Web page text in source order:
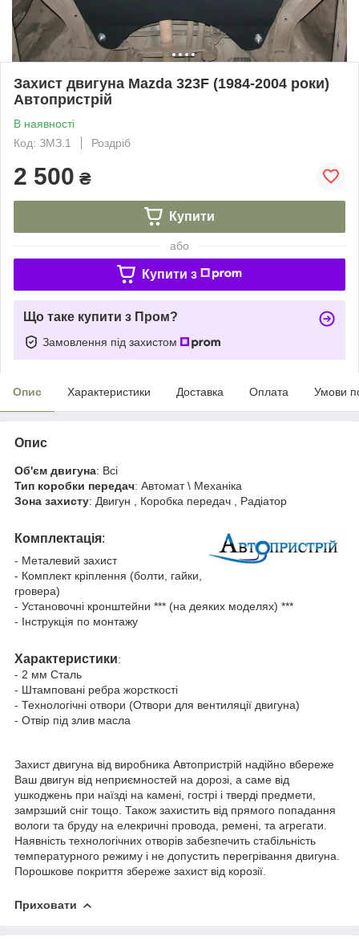
Захист двигуна Mazda 323F (1984-2004 роки)
Автопристрій
В наявності
Код: ЗМЗ.1
Роздріб
2 500 ₴
Купити
або
Купити з
Що таке купити з Пром?
Замовлення під захистом
Опис Характеристики Доставка Оплата Умови
Опис
Об'єм двигуна: Всі
Тип коробки передач: Автомат \ Механіка
Зона захисту: Двигун , Коробка передач , Радіатор
Комплектація:
- Металевий захист
- Комплект кріплення (болти, гайки,
гровера)
- Установочні кронштейни *** (на деяких моделях) ***
- Інструкція по монтажу
Характеристики:
- 2 мм Сталь
- Штамповані ребра жорсткості
- Технологічні отвори (Отвори для вентиляції двигуна)
- Отвір під злив масла
Захист двигуна від виробника Автопристрій надійно вбереже
Ваш двигун від неприємностей на дорозі, а саме від
ушкоджень при наїзді на камені, гострі і тверді предмети,
замрзший сніг тощо. Також захистить від прямого попадання
вологи та бруду на елекричні провода, ремені, та агрегати.
Наявність технологічних отворів забезпечить стабільність
температурного режиму і не допустить перегрівання двигуна.
Порошкове покриття збереже захист від корозії.
Приховати